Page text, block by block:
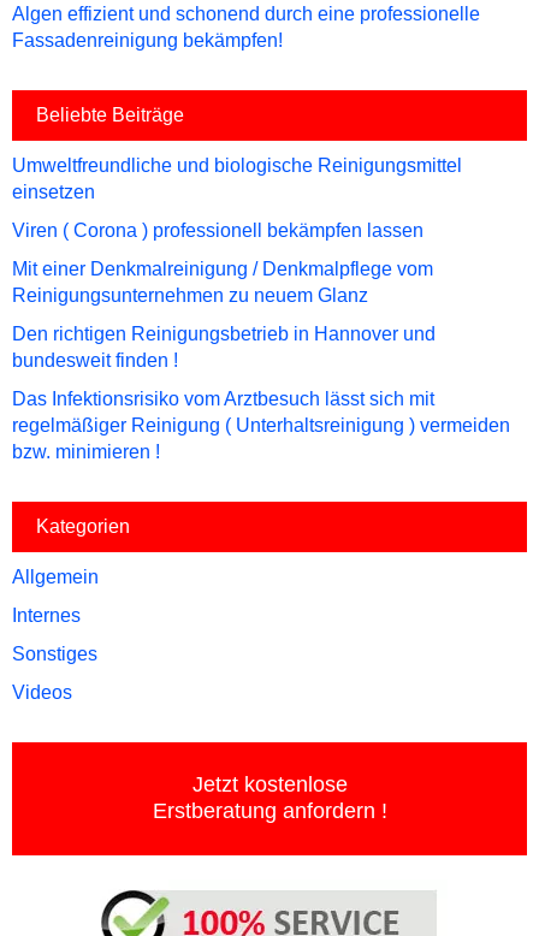
Algen effizient und schonend durch eine professionelle
Fassadenreinigung bekämpfen!
Beliebte Beiträge
Umweltfreundliche und biologische Reinigungsmittel
einsetzen
Viren ( Corona ) professionell bekämpfen lassen
Mit einer Denkmalreinigung / Denkmalpflege vom
Reinigungsunternehmen zu neuem Glanz
Den richtigen Reinigungsbetrieb in Hannover und
bundesweit finden !
Das Infektionsrisiko vom Arztbesuch lässt sich mit
regelmäßiger Reinigung ( Unterhaltsreinigung ) vermeiden
bzw. minimieren !
Kategorien
Allgemein
Internes
Sonstiges
Videos
Jetzt kostenlose
Erstberatung anfordern !